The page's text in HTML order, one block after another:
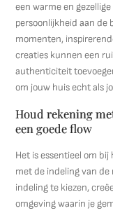
een warme en
persoonlijkheid aan de
momenten,
creaties kunnen een
authenticiteit
om jouw huis echt als
Houd rekening
een goede flow
Het is essentieel om
met de indeling van de
indeling te kiezen,
omgeving waarin je